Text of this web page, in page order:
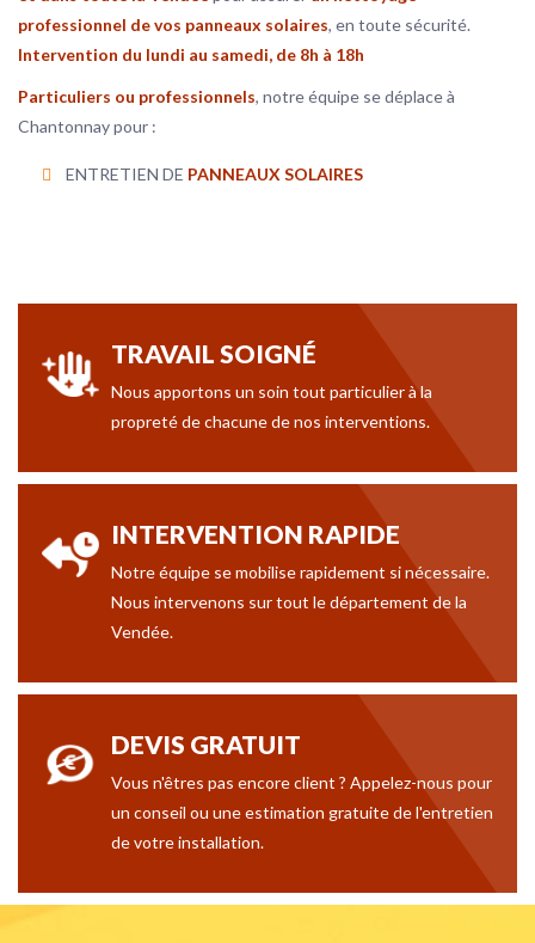
professionnel de vos panneaux solaires, en toute sécurité.
Intervention du lundi au samedi, de 8h à 18h
Particuliers ou professionnels, notre équipe se déplace à
Chantonnay pour :
ENTRETIEN DE PANNEAUX SOLAIRES
TRAVAIL SOIGNÉ
Nous apportons un soin tout particulier à la
propreté de chacune de nos interventions.
INTERVENTION RAPIDE
Notre équipe se mobilise rapidement si nécessaire.
Nous intervenons sur tout le département de la
Vendée.
DEVIS GRATUIT
Vous n'êtres pas encore client ? Appelez-nous pour
un conseil ou une estimation gratuite de l'entretien
de votre installation.